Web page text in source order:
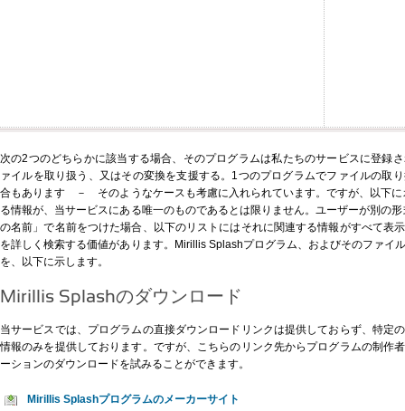
次の2つのどちらかに該当する場合、そのプログラムは私たちのサービスに登
ァイルを取り扱う、又はその変換を支援する。1つのプログラムでファイルの取
合もあります － そのようなケースも考慮に入れられています。ですが、以下
る情報が、当サービスにある唯一のものであるとは限りません。ユーザーが別の
の名前」で名前をつけた場合、以下のリストにはそれに関連する情報がすべて表
を詳しく検索する価値があります。Mirillis Splashプログラム、およびそのファイ
を、以下に示します。
Mirillis Splashのダウンロード
当サービスでは、プログラムの直接ダウンロードリンクは提供しておらず、特定
情報のみを提供しております。ですが、 こちらのリンク先からプログラムの制作
ーションのダウンロードを試みることができます。
Mirillis Splashプログラムのメーカーサイト